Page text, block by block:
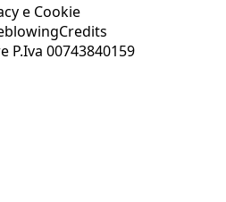
e Cookie
Credits
P.Iva 00743840159